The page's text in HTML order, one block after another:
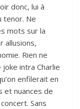
donc, lui à
tenor. Ne
mots sur la
allusions,
Rien ne
intra Charlie
enfilerait en
et nuances de
Sans